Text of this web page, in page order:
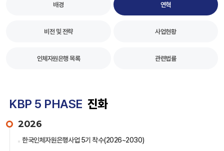
배경 연혁
비전 및 전략 사업현황
인체자원은행 목록 관련법률
KBP 5 PHASE 진화
2026
한국인체자원은행사업 5기 착수(2026~2030)